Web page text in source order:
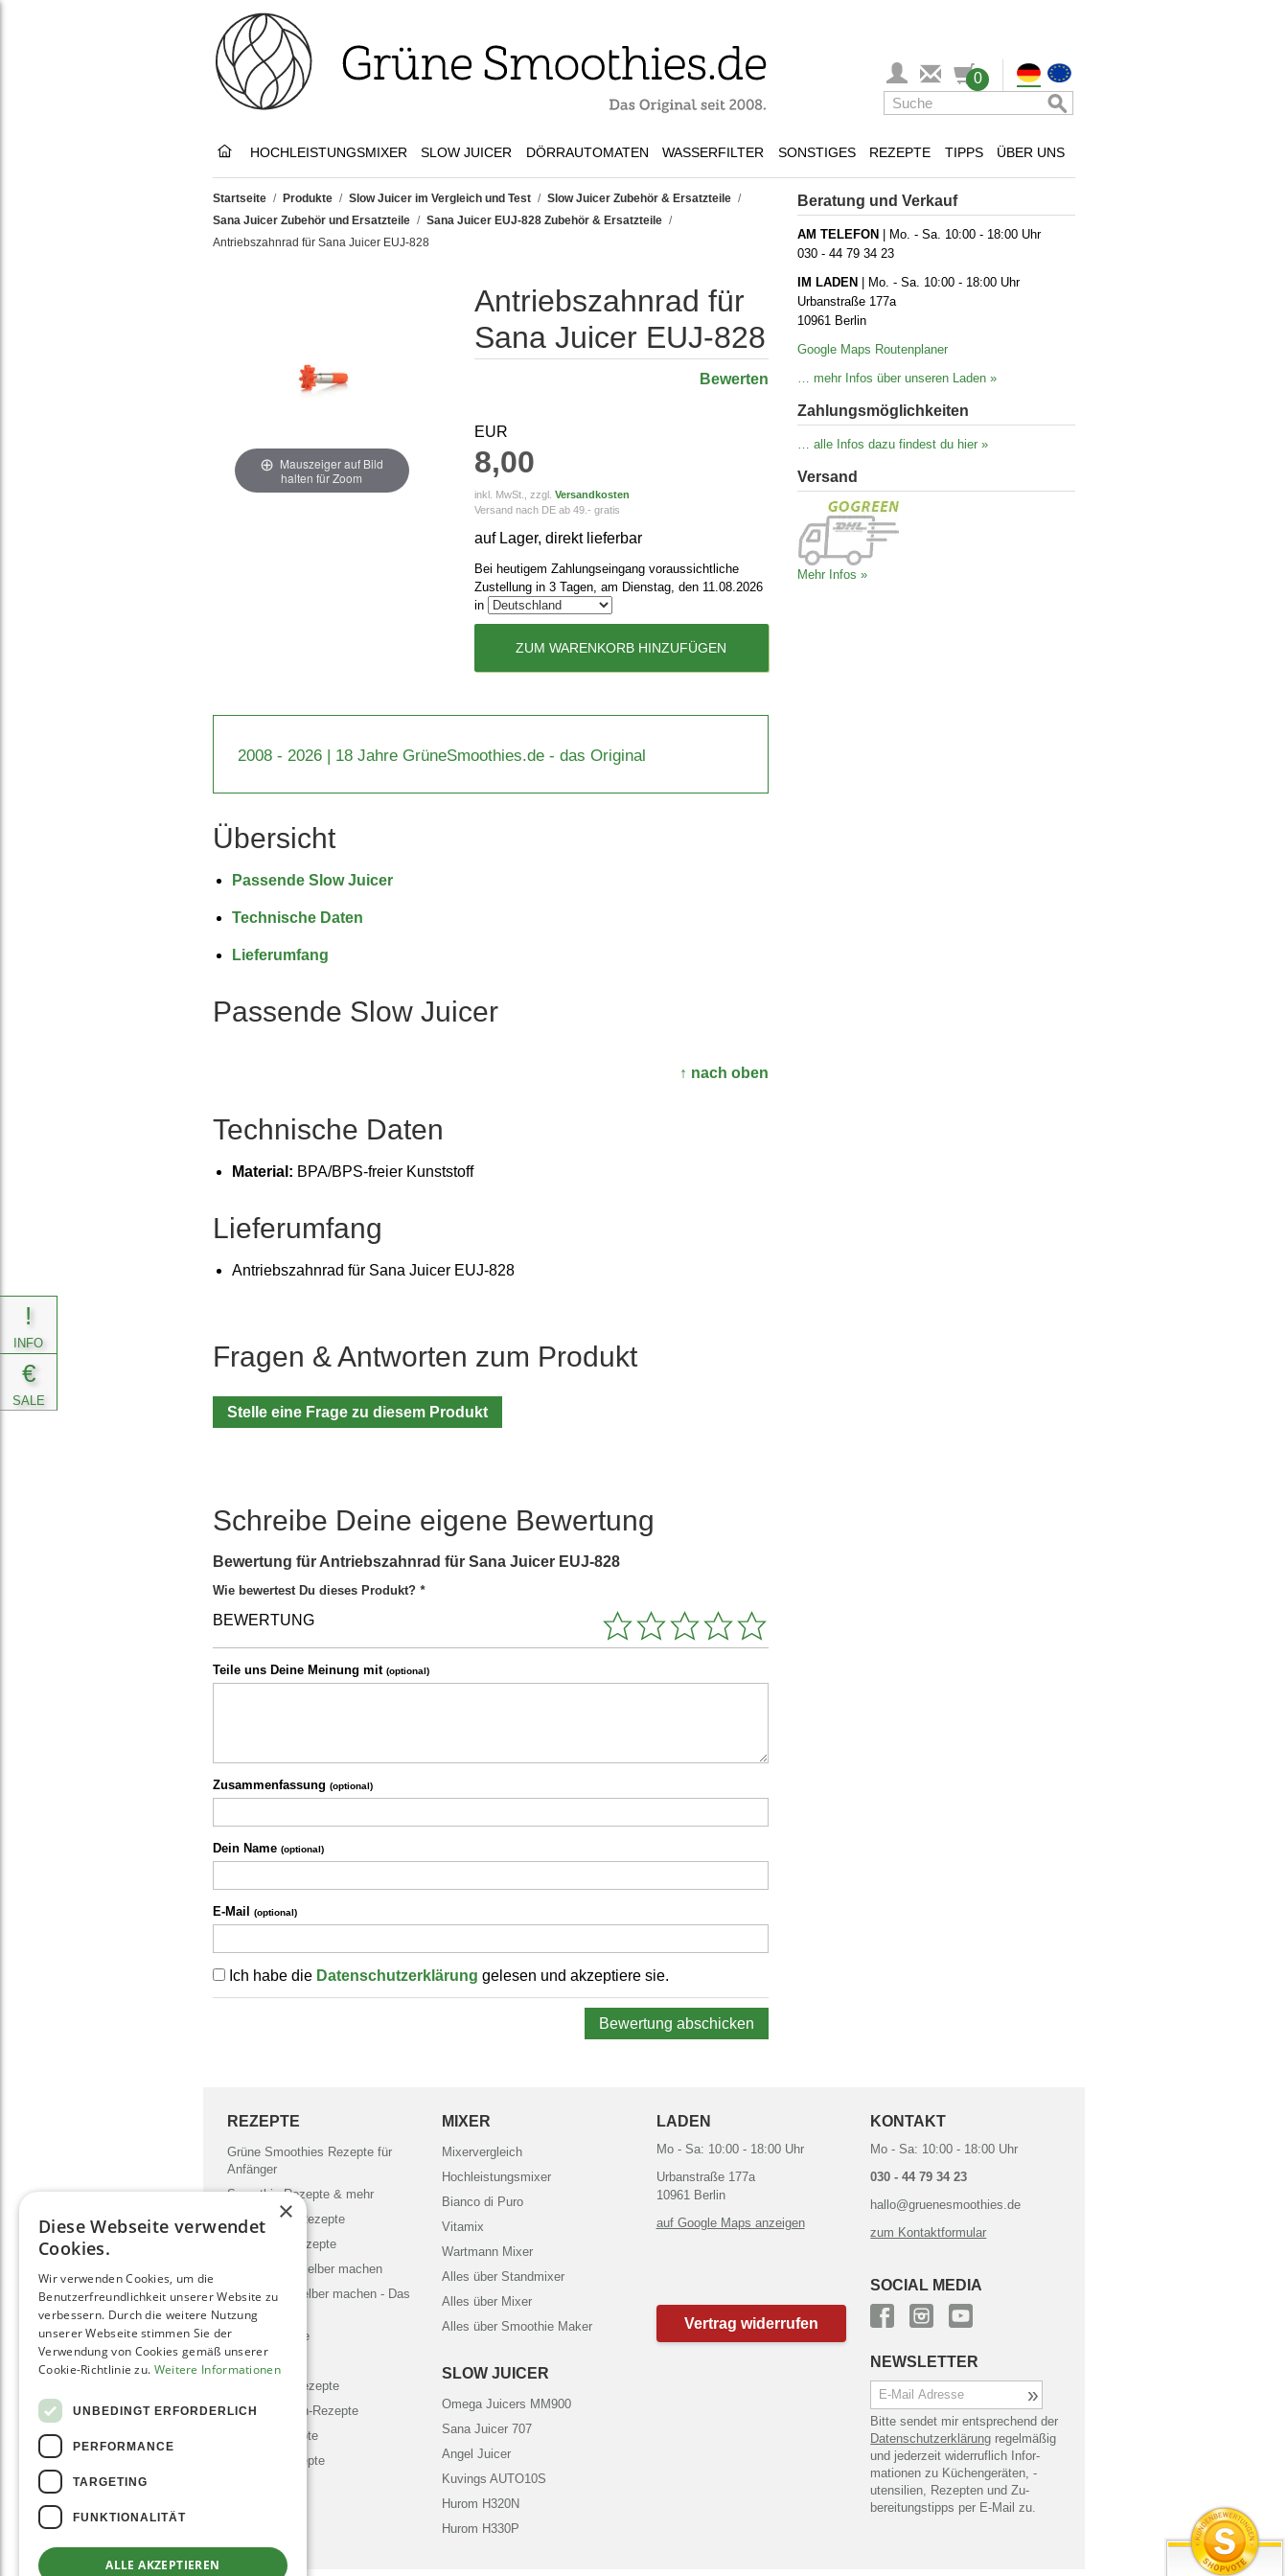
!
INFO
€
SALE
0
HOCHLEISTUNGSMIXER SLOW JUICER DÖRRAUTOMATEN WASSERFILTER SONSTIGES REZEPTE TIPPS ÜBER UNS
Startseite / Produkte / Slow Juicer im Vergleich und Test / Slow Juicer Zubehör & Ersatzteile /
Sana Juicer Zubehör und Ersatzteile / Sana Juicer EUJ-828 Zubehör & Ersatzteile /
Antriebszahnrad für Sana Juicer EUJ-828
Mauszeiger auf Bild
halten für Zoom
Antriebszahnrad für
Sana Juicer EUJ-828
Bewerten
EUR
8,00
inkl. MwSt., zzgl. Versandkosten
Versand nach DE ab 49.- gratis
auf Lager, direkt lieferbar
Bei heutigem Zahlungseingang voraussichtliche
Zustellung in 3 Tagen, am Dienstag, den 11.08.2026
in
ZUM WARENKORB HINZUFÜGEN
2008 - 2026 | 18 Jahre GrüneSmoothies.de - das Original
Übersicht
Passende Slow Juicer
Technische Daten
Lieferumfang
Passende Slow Juicer
↑ nach oben
Technische Daten
Material: BPA/BPS-freier Kunst­stoff
Lieferumfang
Antriebs­zahnrad für Sana Juicer EUJ-828
Fragen & Antworten zum Produkt
Stelle eine Frage zu diesem Produkt
Schreibe Deine eigene Bewertung
Bewertung für Antriebszahnrad für Sana Juicer EUJ-828
Wie bewertest Du dieses Produkt? *
BEWERTUNG
Teile uns Deine Meinung mit (optional)
Zusammenfassung (optional)
Dein Name (optional)
E-Mail (optional)
Ich habe die Datenschutzerklärung gelesen und akzeptiere sie.
Bewertung abschicken
Beratung und Verkauf
AM TELEFON | Mo. - Sa. 10:00 - 18:00 Uhr
030 - 44 79 34 23
IM LADEN | Mo. - Sa. 10:00 - 18:00 Uhr
Urbanstraße 177a
10961 Berlin
Google Maps Routenplaner
… mehr Infos über unseren Laden »
Zahlungs­möglich­keiten
… alle Infos dazu findest du hier »
Versand
Mehr Infos »
REZEPTE
Grüne Smoothies Rezepte für
Anfänger
Smoothie Rezepte & mehr
Chia Samen Rezepte
Nicecream Rezepte
Mandelmilch selber machen
Mandelmus selber machen - Das
5 Min. Rezept
Pesto Rezepte
Detox Kur
Selleriesaft Rezepte
Dörrautomaten-Rezepte
Vegane Rezepte
Schnelle Rezepte
MIXER
Mixervergleich
Hochleistungsmixer
Bianco di Puro
Vitamix
Wartmann Mixer
Alles über Standmixer
Alles über Mixer
Alles über Smoothie Maker
SLOW JUICER
Omega Juicers MM900
Sana Juicer 707
Angel Juicer
Kuvings AUTO10S
Hurom H320N
Hurom H330P
LADEN
Mo - Sa: 10:00 - 18:00 Uhr
Urbanstraße 177a
10961 Berlin
auf Google Maps anzeigen
Vertrag widerrufen
KONTAKT
Mo - Sa: 10:00 - 18:00 Uhr
030 - 44 79 34 23
hallo@gruenesmoothies.de
zum Kontaktformular
SOCIAL MEDIA
NEWSLETTER
Bitte sendet mir entsprechend der
Daten­schutz­erklärung regel­mäßig
und jederzeit wider­ruflich Infor­
mationen zu Küchen­geräten, -
utensilien, Rezepten und Zu­
bereitungs­tipps per E-Mail zu.
×
Diese Webseite verwendet
Cookies.
Wir verwenden Cookies, um die
Benutzerfreundlichkeit unserer Website zu
verbessern. Durch die weitere Nutzung
unserer Webseite stimmen Sie der
Verwendung von Cookies gemäß unserer
Cookie-Richtlinie zu. Weitere Informationen
UNBEDINGT ERFORDERLICH
PERFORMANCE
TARGETING
FUNKTIONALITÄT
ALLE AKZEPTIEREN